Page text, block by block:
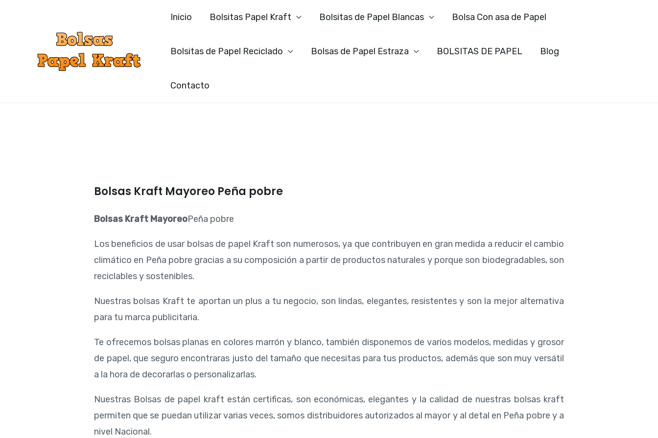
Inicio Bolsitas Papel Kraft Bolsitas de Papel Blancas Bolsa Con asa de Papel
Bolsitas de Papel Reciclado Bolsas de Papel Estraza BOLSITAS DE PAPEL Blog
Contacto
Bolsas Kraft Mayoreo Peña pobre
Bolsas Kraft MayoreoPeña pobre
Los beneficios de usar bolsas de papel Kraft son numerosos, ya que contribuyen en gran medida a reducir el cambio
climático en Peña pobre gracias a su composición a partir de productos naturales y porque son biodegradables, son
reciclables y sostenibles.
Nuestras bolsas Kraft te aportan un plus a tu negocio, son lindas, elegantes, resistentes y son la mejor alternativa
para tu marca publicitaria.
Te ofrecemos bolsas planas en colores marrón y blanco, también disponemos de varios modelos, medidas y grosor
de papel, que seguro encontraras justo del tamaño que necesitas para tus productos, además que son muy versátil
a la hora de decorarlas o personalizarlas.
Nuestras Bolsas de papel kraft están certificas, son económicas, elegantes y la calidad de nuestras bolsas kraft
permiten que se puedan utilizar varias veces, somos distribuidores autorizados al mayor y al detal en Peña pobre y a
nivel Nacional.